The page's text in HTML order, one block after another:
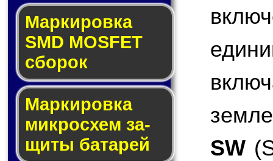
Мар­ки­ров­ка
SMD MOSFET
сбо­рок
Мар­ки­ров­ка
мик­ро­схем за­
щи­ты ба­та­рей
SW